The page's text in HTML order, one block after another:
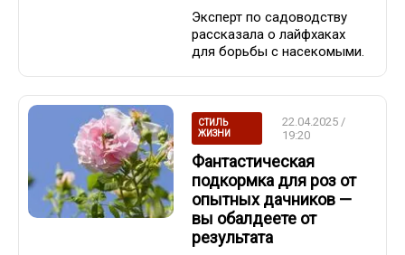
Эксперт по садоводству
рассказала о лайфхаках
для борьбы с насекомыми.
СТИЛЬ
ЖИЗНИ
22.04.2025 /
19:20
Фантастическая
подкормка для роз от
опытных дачников —
вы обалдеете от
результата